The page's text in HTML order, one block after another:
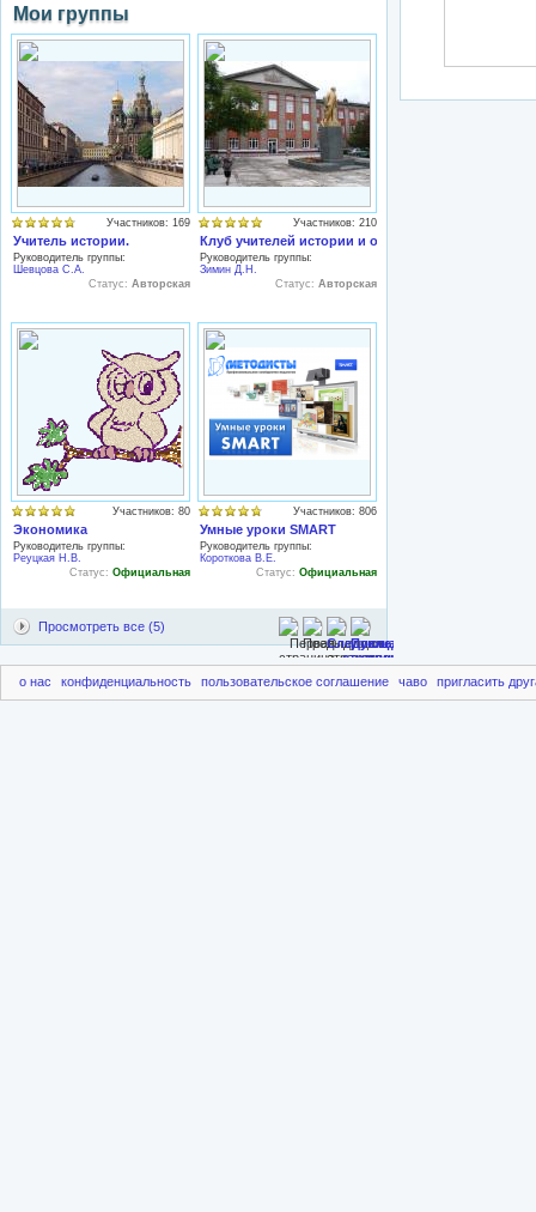
Мои группы
Участников: 169
Учитель истории.
Руководитель группы:
Шевцова С.А.
Статус: Авторская
Участников: 210
Клуб учителей истории и обществознания
Руководитель группы:
Зимин Д.Н.
Статус: Авторская
Участников: 80
Экономика
Руководитель группы:
Реуцкая Н.В.
Статус: Официальная
Участников: 806
Умные уроки SMART
Руководитель группы:
Короткова В.Е.
Статус: Официальная
Просмотреть все (5)
о нас конфиденциальность пользовательское соглашение чаво пригласить